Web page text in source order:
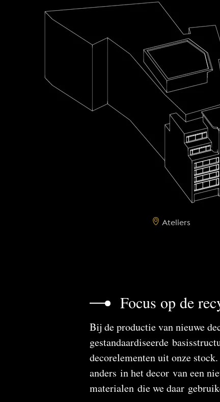
Ateliers
Focus op de
Bij de productie van nieuwe
gestandaardiseerde
decorelementen uit onze
anders in het decor van een
materialen die we daar